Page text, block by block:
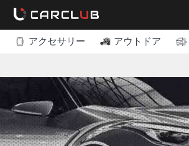
アクセサリー アウトドア